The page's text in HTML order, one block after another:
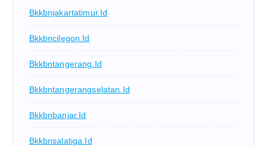
Bkkbnjakartatimur.id
Bkkbncilegon.id
Bkkbntangerang.id
Bkkbntangerangselatan.id
Bkkbnbanjar.id
Bkkbnsalatiga.id